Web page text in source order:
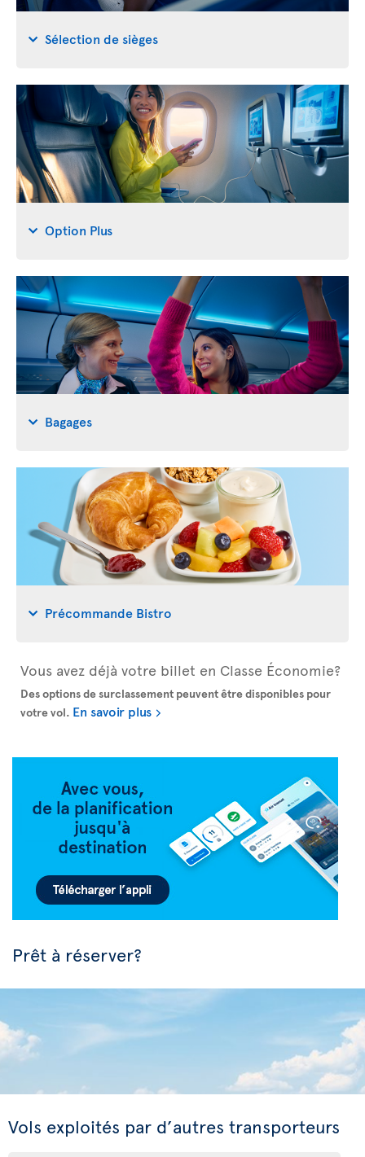
Sélection de sièges
Option Plus
Bagages
Précommande Bistro
Vous avez déjà votre billet en Classe Économie?
Des options de surclassement peuvent être disponibles pour
votre vol. En savoir plus
Prêt à réserver?
Vols exploités par d’autres transporteurs